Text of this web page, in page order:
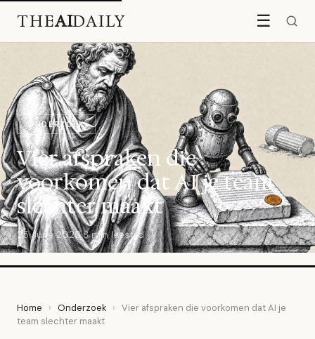
THEAIDAILY ☰
ONDERZOEK
Vier afspraken die
voorkomen dat AI je team
slechter maakt
25 June 2026·8 min leestijd
Home › Onderzoek › Vier afspraken die voorkomen dat AI je
team slechter maakt